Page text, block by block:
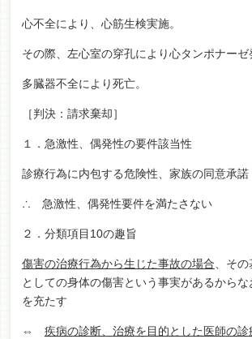
心不全により、心筋生検実施。
その際、左心室の穿孔により心タンポナーゼ
多臓器不全により死亡。
［判決：請求棄却］
１．急激性、偶発性の要件該当性
診療行為に内包する危険性、家族の同意承諾
∴ 急激性、偶発性要件を満たさない
２．分類項目10の趣旨
傷害の治療行為から生じた事故の場合、その
としての身体の傷害という事実があるから
を充たす
⇔ 疾病の診断、治療を目的とした医師の